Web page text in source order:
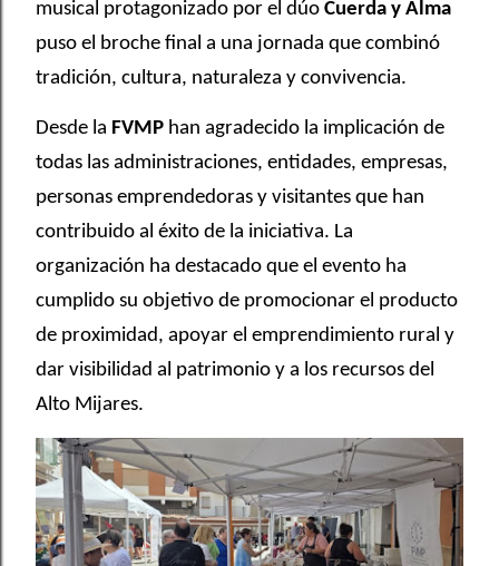
musical protagonizado por el dúo Cuerda y Alma
puso el broche final a una jornada que combinó
tradición, cultura, naturaleza y convivencia.
Desde la FVMP han agradecido la implicación de
todas las administraciones, entidades, empresas,
personas emprendedoras y visitantes que han
contribuido al éxito de la iniciativa. La
organización ha destacado que el evento ha
cumplido su objetivo de promocionar el producto
de proximidad, apoyar el emprendimiento rural y
dar visibilidad al patrimonio y a los recursos del
Alto Mijares.